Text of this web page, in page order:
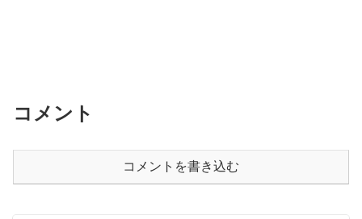
コメント
コメントを書き込む